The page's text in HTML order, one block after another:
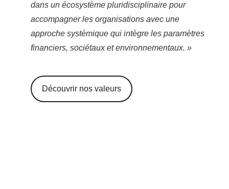
dans un écosystème pluridisciplinaire pour
accompagner les organisations avec une
approche systémique qui intègre les paramètres
financiers, sociétaux et environnementaux. »
Découvrir nos valeurs